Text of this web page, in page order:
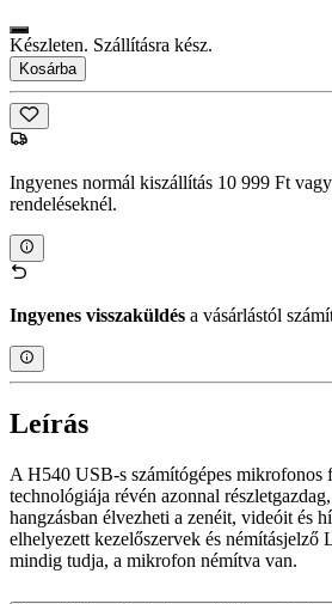
Készleten. Szállításra kész.
Kosárba
Ingyenes normál kiszállítás 10 999 Ft
rendeléseknél.
Ingyenes visszaküldés a vásárlástól
Leírás
A H540 USB-s számítógépes mikrofonos
technológiája révén azonnal
hangzásban élvezheti a zenéit, videóit és
elhelyezett kezelőszervek és
mindig tudja, a mikrofon némítva van.